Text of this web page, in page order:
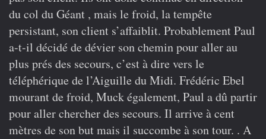
du col du Géant , mais le froid, la tempête
persistant, son client s’affaiblit. Probablement Paul
a-t-il décidé de dévier son chemin pour aller au
plus prés des secours, c’est à dire vers le
téléphérique de l’Aiguille du Midi. Frédéric Ebel
mourant de froid, Muck également, Paul a dû partir
pour aller chercher des secours. Il arrive à cent
mètres de son but mais il succombe à son tour. . A